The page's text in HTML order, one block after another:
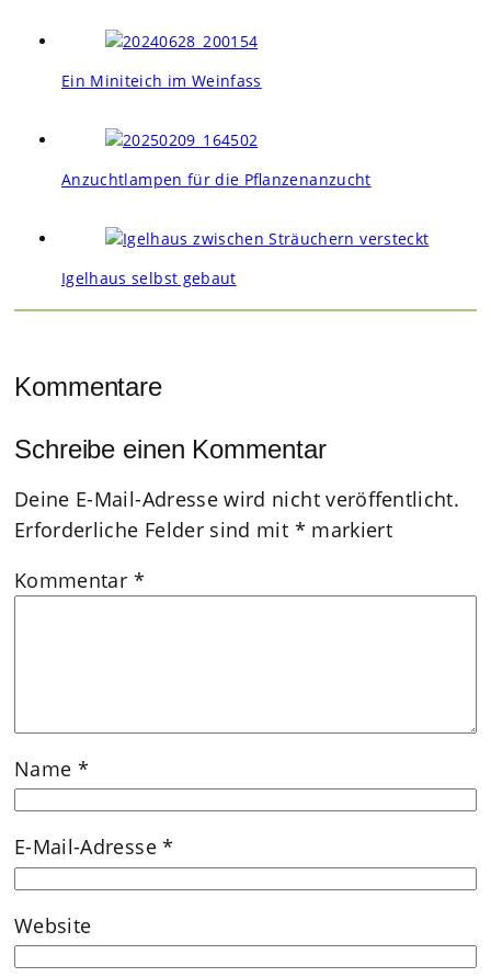
Ein Miniteich im Weinfass
Anzuchtlampen für die Pflanzenanzucht
Igelhaus selbst gebaut
Kommentare
Schreibe einen Kommentar
Deine E-Mail-Adresse wird nicht veröffentlicht.
Erforderliche Felder sind mit * markiert
Kommentar *
Name *
E-Mail-Adresse*
Website